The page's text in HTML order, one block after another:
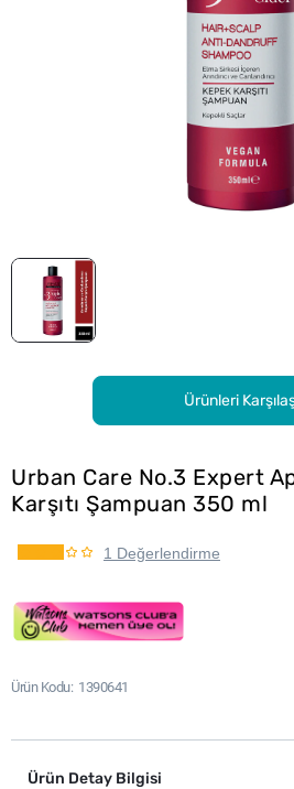
Ürünleri
Urban Care No.3 Expert
Karşıtı Şampuan 350 ml
1 Değerlendirme
Ürün Kodu 1390641
Ürün Detay Bilgisi